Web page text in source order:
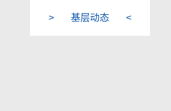
基层动态